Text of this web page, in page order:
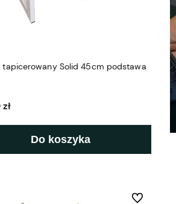
tapicerowany Solid 45cm podstawa
Do koszyka
Do ulubionych